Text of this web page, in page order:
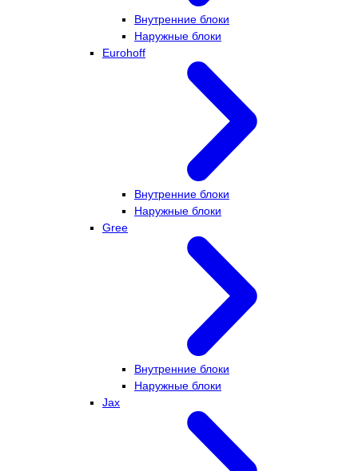
Внутренние блоки
Наружные блоки
Eurohoff
Внутренние блоки
Наружные блоки
Gree
Внутренние блоки
Наружные блоки
Jax